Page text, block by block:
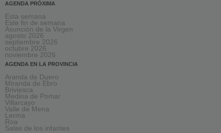
AGENDA PRÓXIMA
Esta semana
Este fin de semana
Asunción de la Virgen
agosto 2026
septiembre 2026
octubre 2026
noviembre 2026
AGENDA EN LA PROVINCIA
Aranda de Duero
Miranda de Ebro
Briviesca
Medina de Pomar
Villarcayo
Valle de Mena
Lerma
Roa
Salas de los infantes